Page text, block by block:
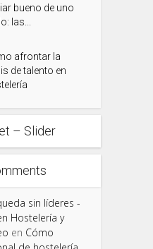
bueno de uno
las...
afrontar la
de talento en
– Slider
sin líderes -
Hostelería y
en Cómo